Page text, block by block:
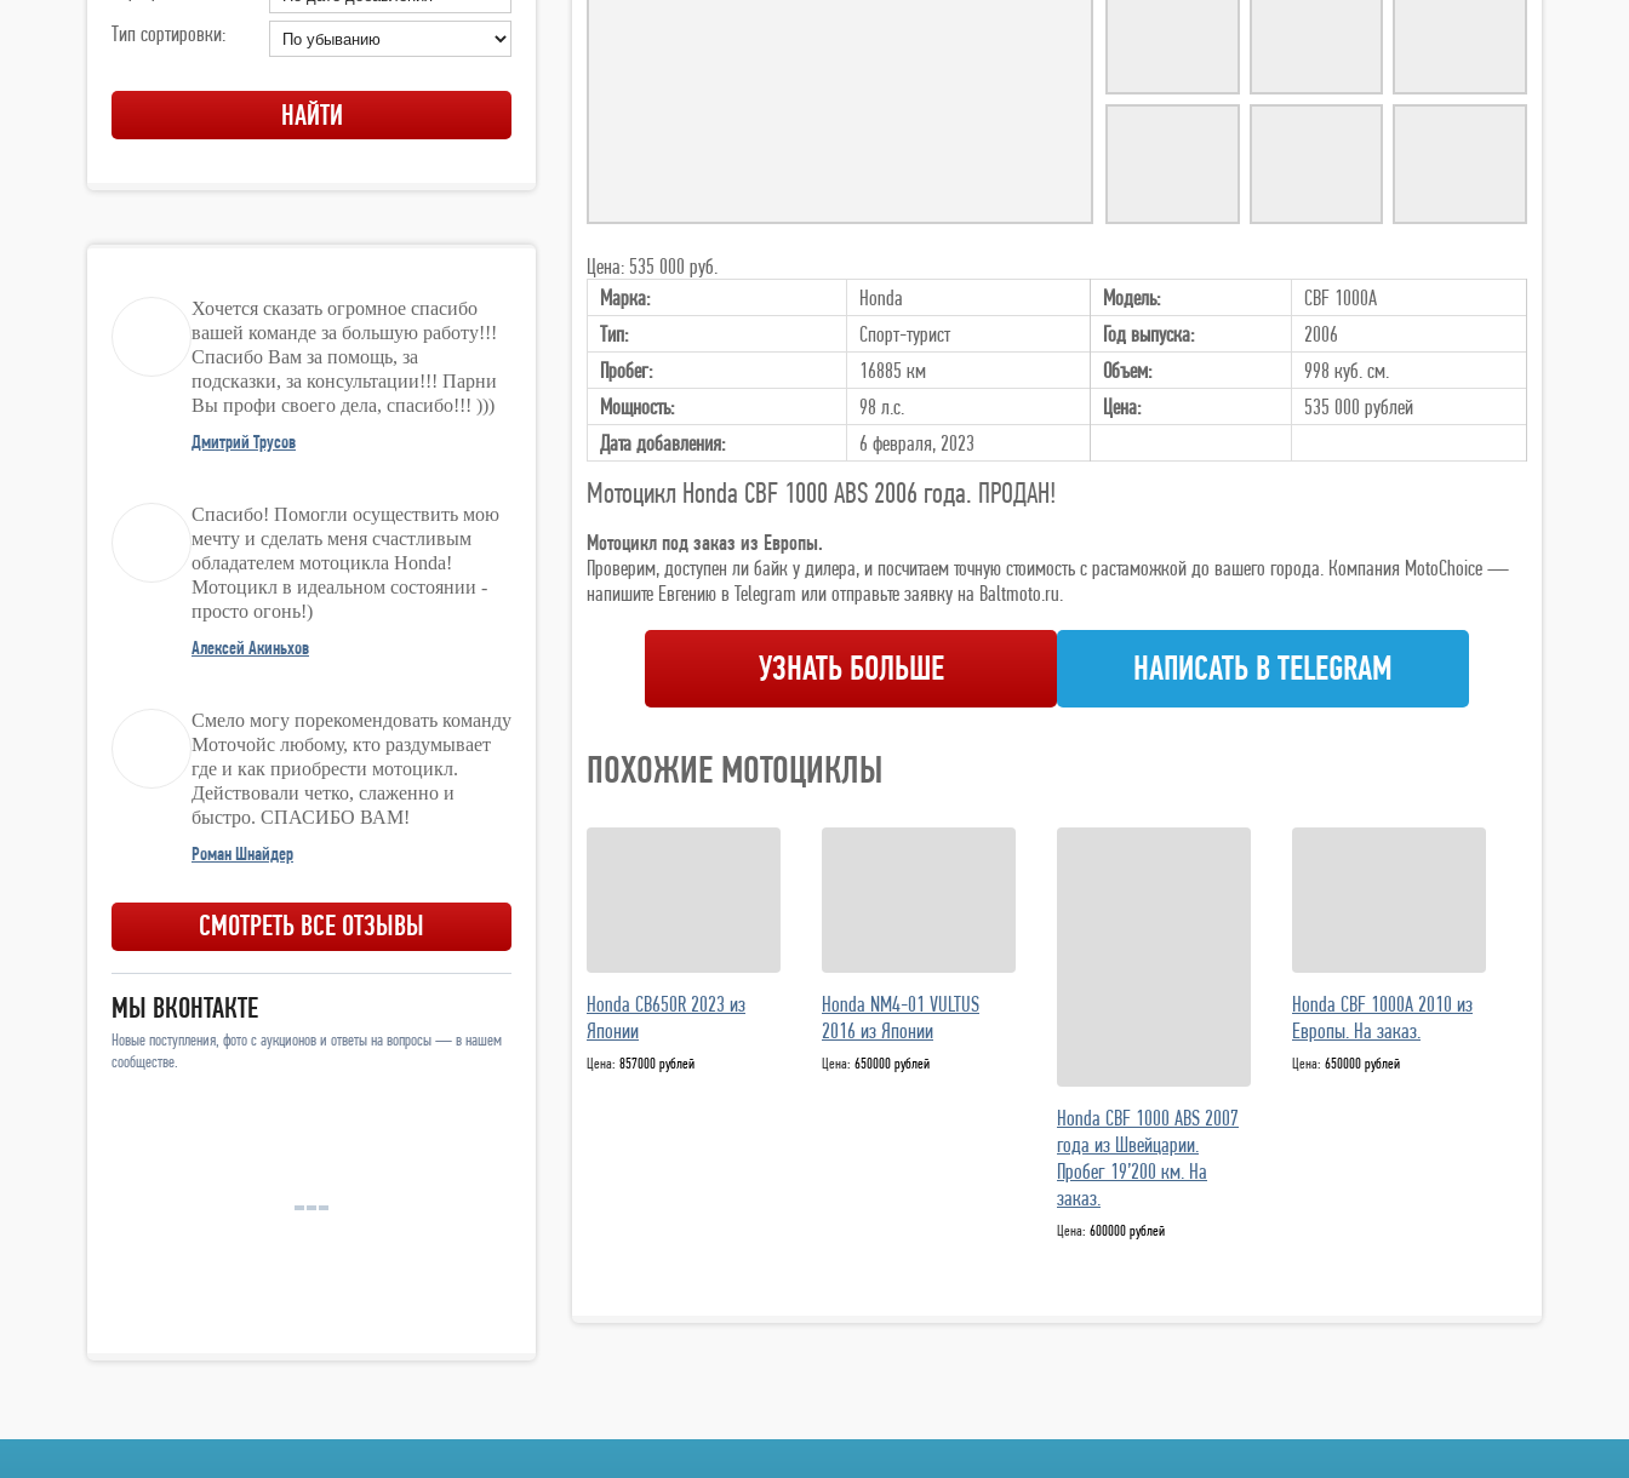
Цена: 535 000 руб.
Марка:
Honda Модель:
CBF 1000A
Тип:
Спорт-турист Год выпуска:
2006
Пробег:
16885 км Объем:
998 куб. см.
Мощность:
98 л.с. Цена: 535 000 рублей
Дата добавления:
6 февраля, 2023
Мотоцикл Honda CBF 1000 ABS 2006 года. ПРОДАН!
Мотоцикл под заказ из Европы.
Проверим, доступен ли байк у дилера, и посчитаем точную стоимость с растаможкой до вашего города. Компания MotoChoice —
напишите Евгению в Telegram или отправьте заявку на Baltmoto.ru.
УЗНАТЬ БОЛЬШЕ НАПИСАТЬ В TELEGRAM
ПОХОЖИЕ МОТОЦИКЛЫ
Honda CB650R 2023 из
Японии
Цена: 857000 рублей
Honda NM4-01 VULTUS
2016 из Японии
Цена: 650000 рублей
Honda CBF 1000 ABS 2007
года из Швейцарии.
Пробег 19’200 км. На
заказ.
Цена: 600000 рублей
Honda CBF 1000A 2010 из
Европы. На заказ.
Цена: 650000 рублей
Тип сортировки:
Хочется сказать огромное спасибо
вашей команде за большую работу!!!
Спасибо Вам за помощь, за
подсказки, за консультации!!! Парни
Вы профи своего дела, спасибо!!! )))
Дмитрий Трусов
Спасибо! Помогли осуществить мою
мечту и сделать меня счастливым
обладателем мотоцикла Honda!
Мотоцикл в идеальном состоянии -
просто огонь!)
Алексей Акиньхов
Смело могу порекомендовать команду
Моточойс любому, кто раздумывает
где и как приобрести мотоцикл.
Действовали четко, слаженно и
быстро. СПАСИБО ВАМ!
Роман Шнайдер
СМОТРЕТЬ ВСЕ ОТЗЫВЫ
МЫ ВКОНТАКТЕ
Новые поступления, фото с аукционов и ответы на вопросы — в нашем
сообществе.